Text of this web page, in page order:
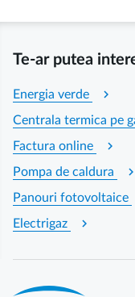
Te-ar putea
Energia verde chevron_right
Centrala termica pe
Factura online chevron_right
Pompa de caldura chevron_right
Panouri fotovoltaice
Electrigaz chevron_right